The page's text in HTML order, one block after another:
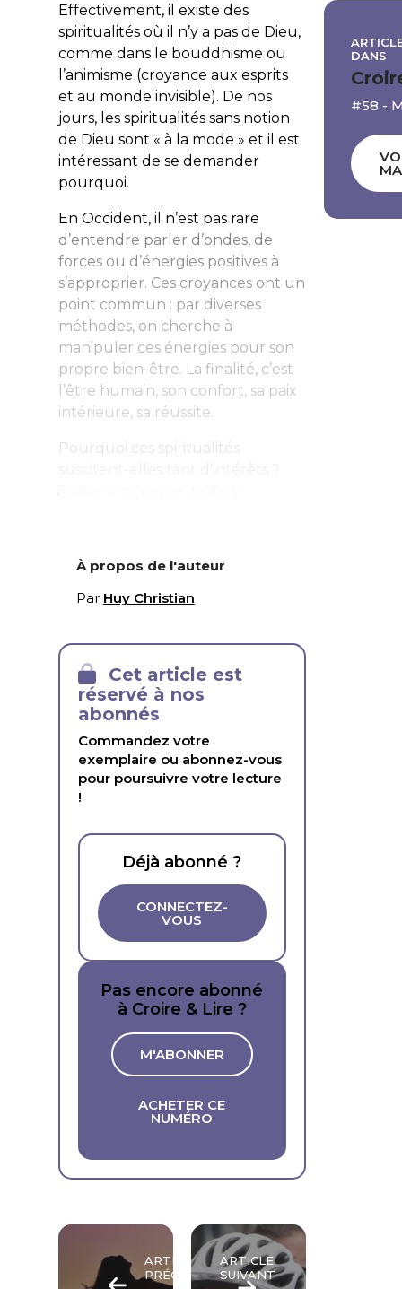
Effectivement, il existe des
spiritualités où il n’y a pas de Dieu,
comme dans le bouddhisme ou
l’animisme (croyance aux esprits
et au monde invisible). De nos
jours, les spiritualités sans notion
de Dieu sont « à la mode » et il est
intéressant de se demander
pourquoi.
En Occident, il n’est pas rare
d’entendre parler d’ondes, de
forces ou d’énergies positives à
s’approprier. Ces croyances ont un
point commun : par diverses
méthodes, on cherche à
manipuler ces énergies pour son
propre bien-être. La finalité, c’est
l’être humain, son confort, sa paix
intérieure, sa réussite.
Pourquoi ces spiritualités
Justement parce qu’il n’y...
À propos de l'auteur
Par Huy Christian
Cet article est
réservé à nos
abonnés
Commandez votre
exemplaire ou abonnez-vous
pour poursuivre votre lecture
!
Déjà abonné ?
CONNECTEZ-
VOUS
Pas encore abonné
à Croire & Lire ?
M'ABONNER
ACHETER CE
NUMÉRO
ARTICLE
PRÉCÉDENT
ARTICLE
SUIVANT
DANS
#58 -